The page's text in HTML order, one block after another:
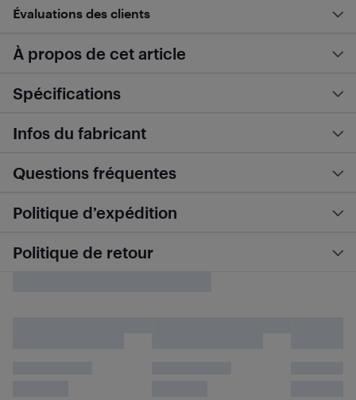
Évaluations des clients
À propos de cet article
Spécifications
Infos du fabricant
Questions fréquentes
Politique d’expédition
Politique de retour